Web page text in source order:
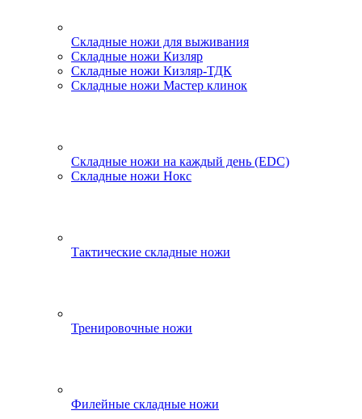
Складные ножи для выживания
Складные ножи Кизляр
Складные ножи Кизляр-ТДК
Складные ножи Мастер клинок
Складные ножи на каждый день (EDC)
Складные ножи Нокс
Тактические складные ножи
Тренировочные ножи
Филейные складные ножи